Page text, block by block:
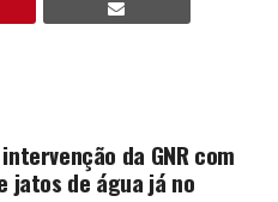
da GNR com
jatos de água já no